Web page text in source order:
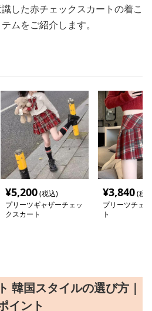
した赤チェックスカートの着こ
ムをご紹介します。
¥5,200(税込)
プリーツギャザーチェッ
クスカート
¥3,840(税
プリーツチェ
ト
韓国スタイルの選び方｜
イント